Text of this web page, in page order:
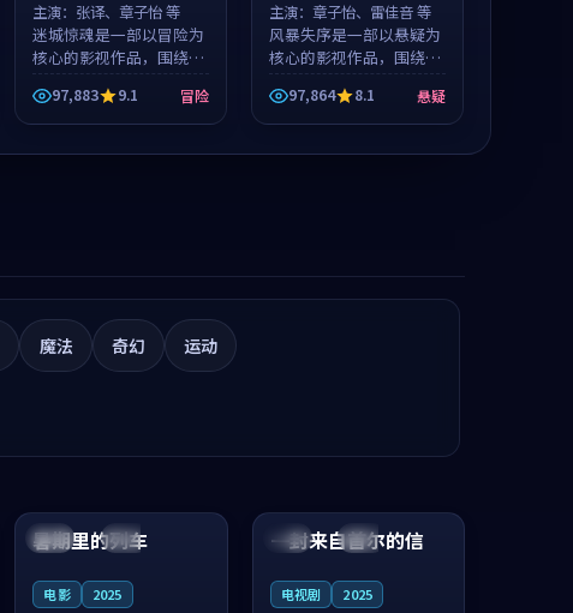
主演： 张译、章子怡 等
迷城惊魂是一部以冒险为
核心的影视作品，围绕危
机、反转与人物成长展
开，整体节奏紧凑，值得
推荐观看。
97,883 9.1 冒险
主演： 章子怡、雷佳音 等
风暴失序是一部以悬疑为
核心的影视作品，围绕危
机、反转与人物成长展
开，整体节奏紧凑，值得
推荐观看。
97,864 8.1 悬疑
魔法 奇幻 运动
中国 杜比
暑期里的列车
电影 2025
韩国 热播
一封来自首尔的信
电视剧 2025